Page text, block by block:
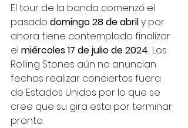
El tour de la banda comenzó el
pasado domingo 28 de abril y por
ahora tiene contemplado finalizar
el miércoles 17 de julio de 2024. Los
Rolling Stones aún no anuncian
fechas realizar conciertos fuera
de Estados Unidos por lo que se
cree que su gira esta por terminar
pronto.